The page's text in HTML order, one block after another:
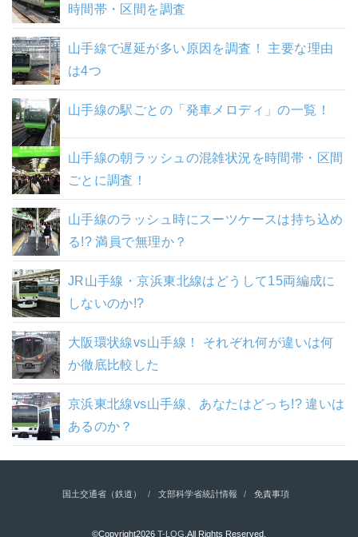
時間帯・区間を調査
山手線で遅延が多い原因を調査！ 主要な理由
は4つ
山手線の駅ごとの「発車メロディ」の一覧！
山手線の朝ラッシュの混雑状況を時間帯・区間
ごとに調査！
山手線のラッシュ時にスーツケースは持ち込め
る!? 満員で無理か？
JR山手線・京浜東北線はどうして15両編成に
しないのか!?
大阪環状線vs山手線！ それぞれ何が違いは何
か徹底比較した
京浜東北線vs山手線、あなたはどっち!? 違いは
あるのか？
国土交通省（鉄道） 文部科学省統計情報 免責事項
©Copyright2026 T-LOG .All Rights Reserved.